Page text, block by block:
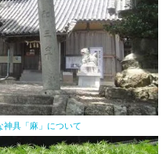
神具「麻」について